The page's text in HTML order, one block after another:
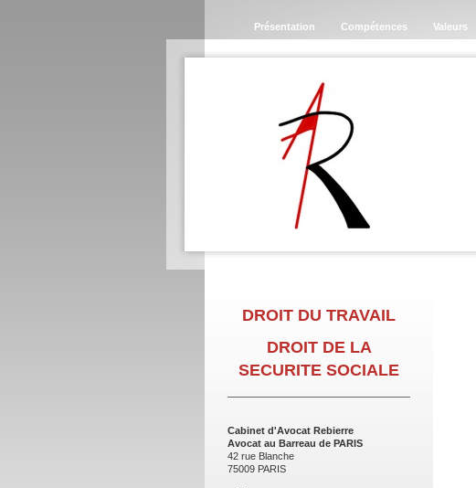
Présentation Compétences Valeurs
DROIT DU TRAVAIL
DROIT DE LA
SECURITE SOCIALE
Cabinet d'Avocat Rebierre
Avocat au Barreau de PARIS
42 rue Blanche
75009 PARIS